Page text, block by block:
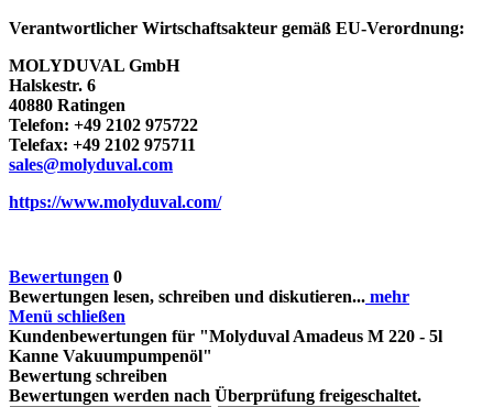
Verantwortlicher Wirtschaftsakteur gemäß EU-Verordnung:
MOLYDUVAL GmbH
Halskestr. 6
40880 Ratingen
Telefon: +49 2102 975722
Telefax: +49 2102 975711
sales@molyduval.com
https://www.molyduval.com/
Bewertungen 0
Bewertungen lesen, schreiben und diskutieren... mehr
Menü schließen
Kundenbewertungen für "Molyduval Amadeus M 220 - 5l
Kanne Vakuumpumpenöl"
Bewertung schreiben
Bewertungen werden nach Überprüfung freigeschaltet.